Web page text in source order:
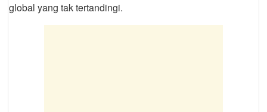
global yang tak tertandingi.